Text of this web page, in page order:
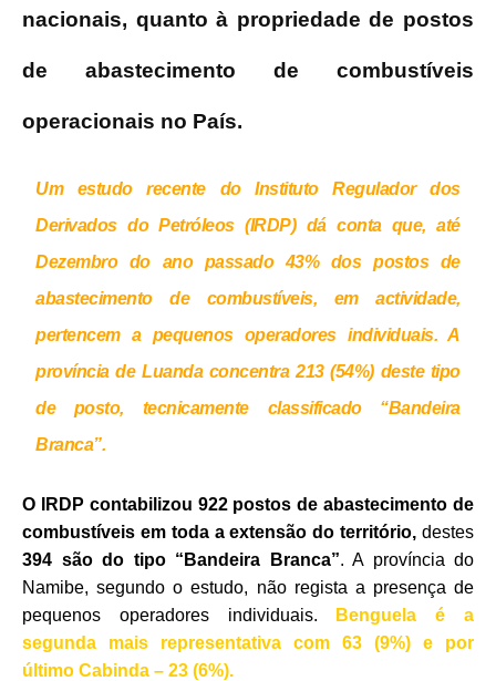
nacionais, quanto à propriedade de postos
de abastecimento de combustíveis
operacionais no País.
Um estudo recente doInstituto Regulador dos
Derivados do Petróleos (IRDP) dá conta que, até
Dezembro do ano passado 43% dos postos de
abastecimento de combustíveis, em actividade,
pertencem a pequenos operadores individuais. A
província de Luanda concentra 213 (54%) deste tipo
de posto, tecnicamente classificado “Bandeira
Branca”.
O IRDP contabilizou 922 postos de abastecimento de
combustíveis em toda a extensão do território, destes
394 são do tipo “Bandeira Branca”. A província do
Namibe, segundo o estudo, não regista a presença de
pequenos operadores individuais.
Benguela é a
segunda mais representativa com 63 (9%) e por
último Cabinda – 23 (6%).